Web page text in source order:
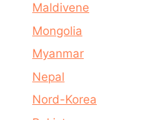
Maldivene
Mongolia
Myanmar
Nepal
Nord-Korea